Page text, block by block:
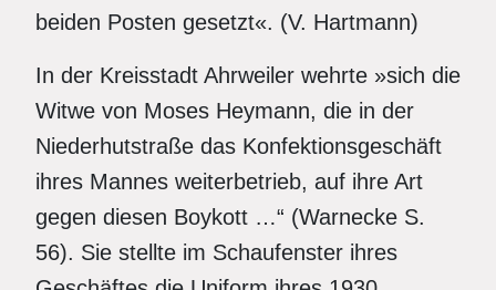
beiden Posten gesetzt«. (V. Hartmann)
In der Kreisstadt Ahrweiler wehrte »sich die
Witwe von Moses Heymann, die in der
Niederhutstraße das Konfektionsgeschäft
ihres Mannes weiterbetrieb, auf ihre Art
gegen diesen Boykott …“ (Warnecke S.
56). Sie stellte im Schaufenster ihres